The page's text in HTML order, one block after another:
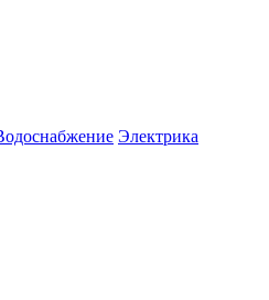
Электрика